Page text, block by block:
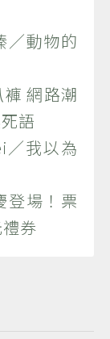
動物的
網路潮
語
我以為
場！票
券